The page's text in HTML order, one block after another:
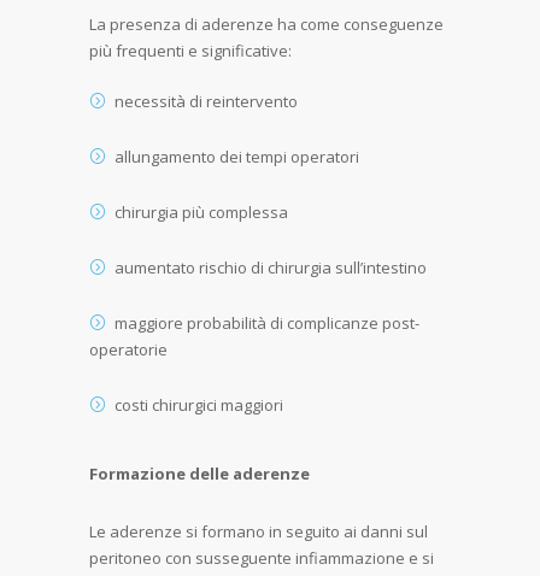
La presenza di aderenze ha come conseguenze
più frequenti e significative:
necessità di reintervento
allungamento dei tempi operatori
chirurgia più complessa
aumentato rischio di chirurgia sull’intestino
maggiore probabilità di complicanze post-
operatorie
costi chirurgici maggiori
Formazione delle aderenze
Le aderenze si formano in seguito ai danni sul
peritoneo con susseguente infiammazione e si